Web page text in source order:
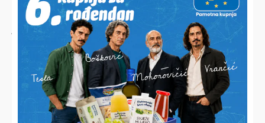
VOZI SE UZ OGRANIČENJE BRZINE DO 50 KILOMETARA NA SAT
Dionica pruge na kojoj se dogodila teška nesreća otvorena
je za promet